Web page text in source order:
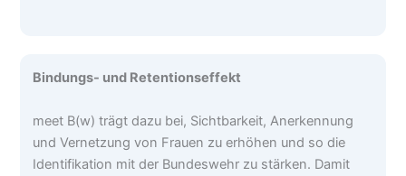
Bindungs- und Retentionseffekt
meet B(w) trägt dazu bei, Sichtbarkeit, Anerkennung
und Vernetzung von Frauen zu erhöhen und so die
Identifikation mit der Bundeswehr zu stärken. Damit